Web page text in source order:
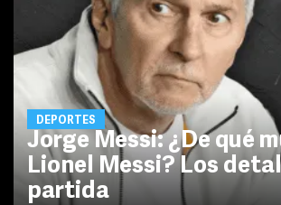
DEPORTES
Jorge Messi: ¿De qué
Lionel Messi? Los
partida